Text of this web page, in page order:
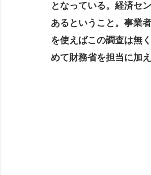
となっている。経済セ
あるということ。事業
を使えばこの調査は無
めて財務省を担当に加